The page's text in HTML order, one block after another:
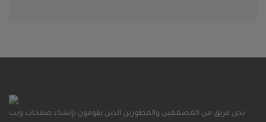
نحن فريق من المصممين والمطورين الذين يقومون بإنشاء صفحات ويب